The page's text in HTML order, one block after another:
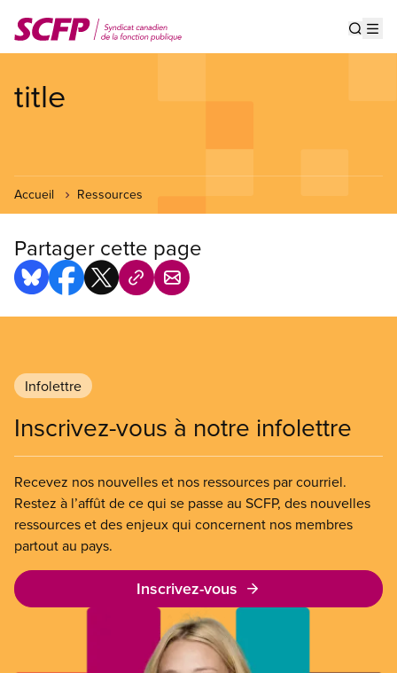
au
contenu
title
Accueil Ressources
Partager cette page
Infolettre
Inscrivez-vous à notre infolettre
Recevez nos nouvelles et nos ressources par courriel.
Restez à l’affût de ce qui se passe au SCFP, des nouvelles
ressources et des enjeux qui concernent nos membres
partout au pays.
Inscrivez-vous